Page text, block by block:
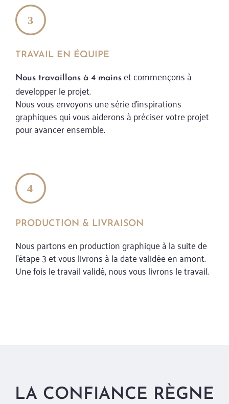
TRAVAIL EN ÉQUIPE
Nous travaillons à 4 mains et commençons à
developper le projet.
Nous vous envoyons une série d’inspirations
graphiques qui vous aiderons à préciser votre projet
pour avancer ensemble.
PRODUCTION & LIVRAISON
Nous partons en production graphique à la suite de
l’étape 3 et vous livrons à la date validée en amont.
Une fois le travail validé, nous vous livrons le travail.
LA CONFIANCE RÈGNE